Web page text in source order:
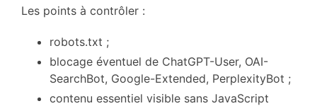
Les points à contrôler :
robots.txt ;
blocage éventuel de ChatGPT-User, OAI-
SearchBot, Google-Extended, PerplexityBot ;
contenu essentiel visible sans JavaScript